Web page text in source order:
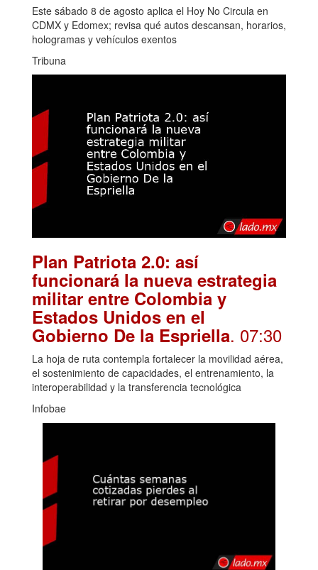
Este sábado 8 de agosto aplica el Hoy No Circula en
CDMX y Edomex; revisa qué autos descansan, horarios,
hologramas y vehículos exentos
Tribuna
Plan Patriota 2.0: así
funcionará la nueva estrategia
militar entre Colombia y
Estados Unidos en el
Gobierno De la Espriella. 07:30
La hoja de ruta contempla fortalecer la movilidad aérea,
el sostenimiento de capacidades, el entrenamiento, la
interoperabilidad y la transferencia tecnológica
Infobae